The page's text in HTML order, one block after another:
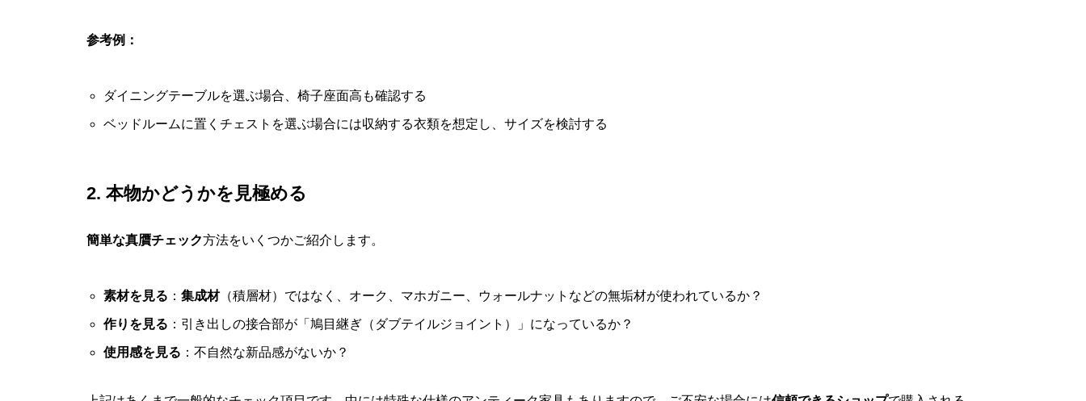
参考例：
ダイニングテーブルを選ぶ場合、椅子座面高も確認する
ベッドルームに置くチェストを選ぶ場合には収納する衣類を想定し、サイズを検討する
2. 本物かどうかを見極める
簡単な真贋チェック方法をいくつかご紹介します。
素材を見る ： 集成材（積層材）ではなく、オーク、マホガニー、ウォールナットなどの無垢材が使われているか？
作りを見る ：引き出しの接合部が「鳩目継ぎ（ダブテイルジョイント）」になっているか？
使用感を見る ：不自然な新品感がないか？